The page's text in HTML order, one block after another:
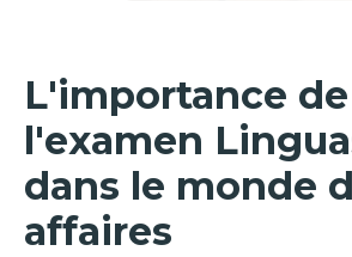
L'importance de
l'examen
dans le monde
affaires